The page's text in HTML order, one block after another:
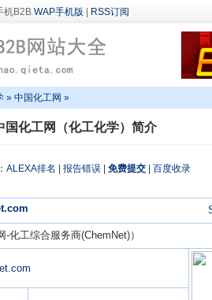
WAP手机版 RSS订阅
» 中国化工网 »
国化工网（化工化学）简介
ALEXA排名 报告错误 免费提交 百度收录
-化工综合服务商(ChemNet)）